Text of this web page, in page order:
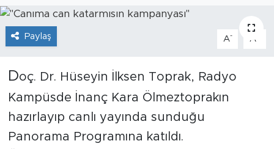
Paylaş A- A
Doç. Dr. Hüseyin İlksen Toprak, Radyo
Kampüsde İnanç Kara Ölmeztoprakın
hazırlayıp canlı yayında sunduğu
Panorama Programına katıldı.
Kültür
İş İlanları
Dünya